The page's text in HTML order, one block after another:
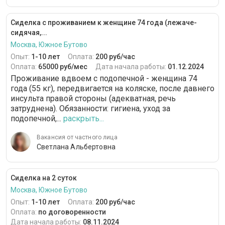
Сиделка с проживанием к женщине 74 года (лежаче-
сидячая,...
Москва, Южное Бутово
Опыт: 1-10 лет Оплата: 200 руб/час
Оплата: 65000 руб/мес Дата начала работы: 01.12.2024
Проживание вдвоем с подопечной - женщина 74
года (55 кг), передвигается на коляске, после давнего
инсульта правой стороны (адекватная, речь
затруднена). Обязанности: гигиена, уход за
подопечной,... раскрыть...
Вакансия от частного лица
Светлана Альбертовна
Сиделка на 2 суток
Москва, Южное Бутово
Опыт: 1-10 лет Оплата: 200 руб/час
Оплата: по договоренности
Дата начала работы: 08.11.2024